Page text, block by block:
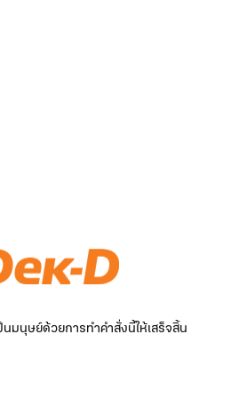
มนุษย์ด้วยการทำคำสั่งนี้ให้เสร็จสิ้น